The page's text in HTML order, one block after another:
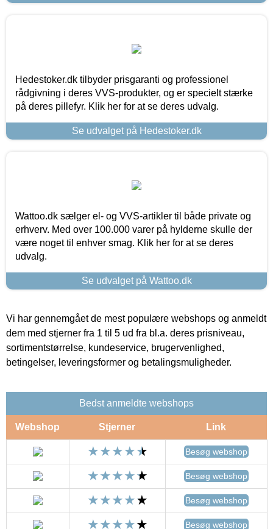
Hedestoker.dk tilbyder prisgaranti og professionel
rådgivning i deres VVS-produkter, og er specielt stærke
på deres pillefyr. Klik her for at se deres udvalg.
Se udvalget på Hedestoker.dk
Wattoo.dk sælger el- og VVS-artikler til både private og
erhverv. Med over 100.000 varer på hylderne skulle der
være noget til enhver smag. Klik her for at se deres
udvalg.
Se udvalget på Wattoo.dk
Vi har gennemgået de mest populære webshops og anmeldt
dem med stjerner fra 1 til 5 ud fra bl.a. deres prisniveau,
sortimentstørrelse, kundeservice, brugervenlighed,
betingelser, leveringsformer og betalingsmuligheder.
Bedst anmeldte webshops
Webshop Stjerner Link
Besøg webshop
Besøg webshop
Besøg webshop
Besøg webshop